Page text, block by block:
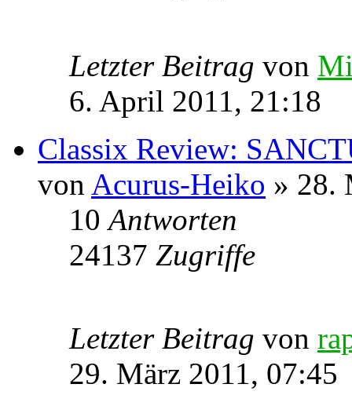
Letzter Beitrag von
6. April 2011, 21:18
Classix Review:
von Acurus-Heiko » 28.
10Antworten
24137 Zugriffe
Letzter Beitrag von
29. März 2011, 07:45